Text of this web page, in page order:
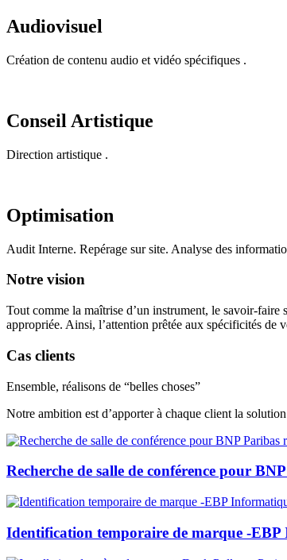
Audiovisuel
Création de contenu audio et vidéo spécifiques .
Conseil Artistique
Direction artistique .
Optimisation
Audit Interne. Repérage sur site. Analyse des
Notre vision
Tout comme la maîtrise d’un instrument, le savoir-faire
appropriée. Ainsi, l’attention prêtée aux spécificités de
Cas clients
Ensemble, réalisons de “belles choses”
Notre ambition est d’apporter à chaque client la
Recherche de salle de conférence pour
Identification temporaire de marque -